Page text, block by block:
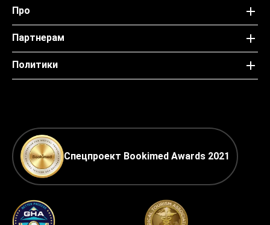
Про
Партнерам
Политики
Спецпроект Bookimed Awards 2021